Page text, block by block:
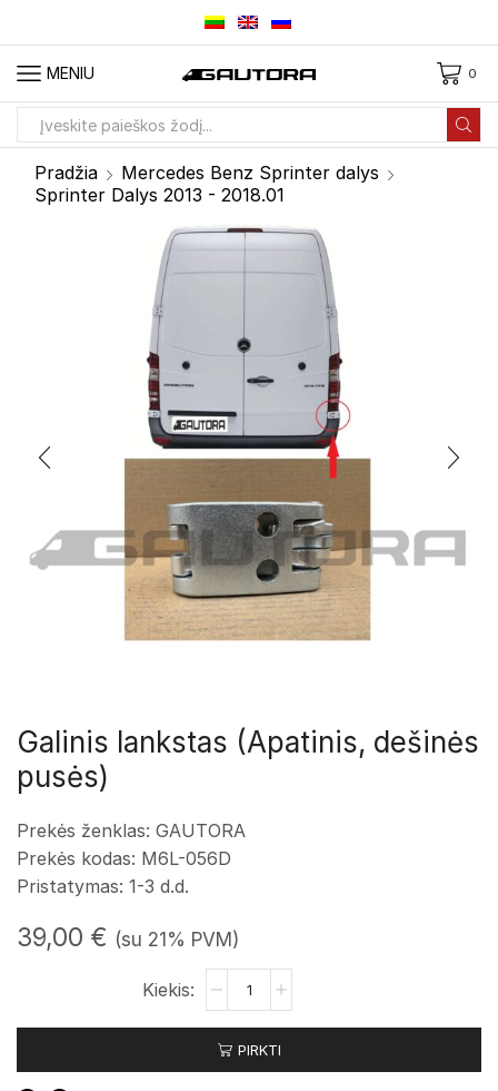
MENIU 0
Pradžia
Mercedes Benz Sprinter dalys
Sprinter Dalys 2013 - 2018.01
Galinis lankstas (Apatinis, dešinės
pusės)
Prekės ženklas: GAUTORA
Prekės kodas: M6L-056D
Pristatymas: 1-3 d.d.
39,00 € (su 21% PVM)
produkto
kiekis:
Galinis
lankstas
(Apatinis,
PIRKTI